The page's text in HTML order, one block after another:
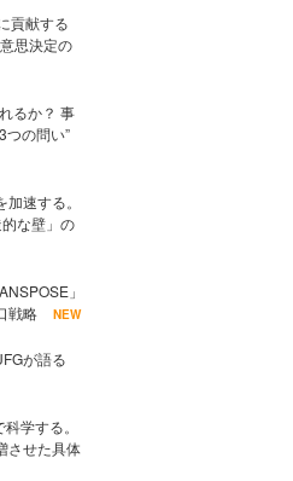
貢献する
思決定の
るか？ 事
つの問い”
速する。
な壁」の
」
戦略
NEW
が語る
学する。
させた具体